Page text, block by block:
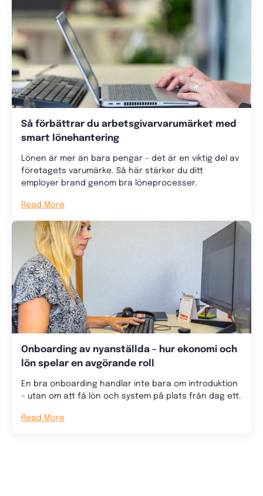
Så förbättrar du arbetsgivarvarumärket med
smart lönehantering
Lönen är mer än bara pengar – det är en viktig del av
företagets varumärke. Så här stärker du ditt
employer brand genom bra löneprocesser.
Read More
Onboarding av nyanställda – hur ekonomi och
lön spelar en avgörande roll
En bra onboarding handlar inte bara om introduktion
– utan om att få lön och system på plats från dag ett.
Read More